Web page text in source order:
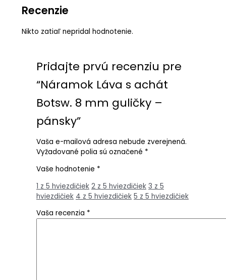
Recenzie
Nikto zatiaľ nepridal hodnotenie.
Pridajte prvú recenziu pre
“Náramok Láva s achát
Botsw. 8 mm guličky –
pánsky”
Vaša e-mailová adresa nebude zverejnená.
Vyžadované polia sú označené *
Vaše hodnotenie *
1 z 5 hviezdičiek 2 z 5 hviezdičiek 3 z 5
hviezdičiek 4 z 5 hviezdičiek 5 z 5 hviezdičiek
Vaša recenzia *